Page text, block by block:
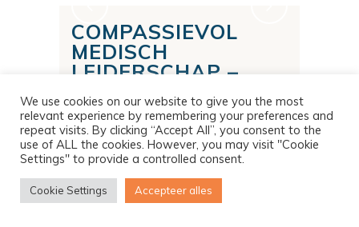
COMPASSIEVOL
MEDISCH
LEIDERSCHAP –
TWEEDAAGSE
ONLINE
VERDIEPINGSTRAINING
| 6 & 7 MEI
Tweedaagse online
verdiepingstraining voor (coaches van)
We use cookies on our website to give you the most
relevant experience by remembering your preferences and
repeat visits. By clicking “Accept All”, you consent to the
use of ALL the cookies. However, you may visit "Cookie
Settings" to provide a controlled consent.
Cookie Settings Accepteer alles